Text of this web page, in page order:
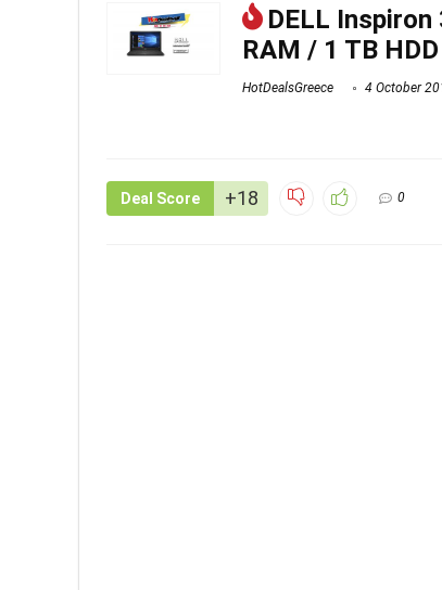
DELL
RAM / 1 TB
HotDealsGreece 4 October
Deal Score +18 0